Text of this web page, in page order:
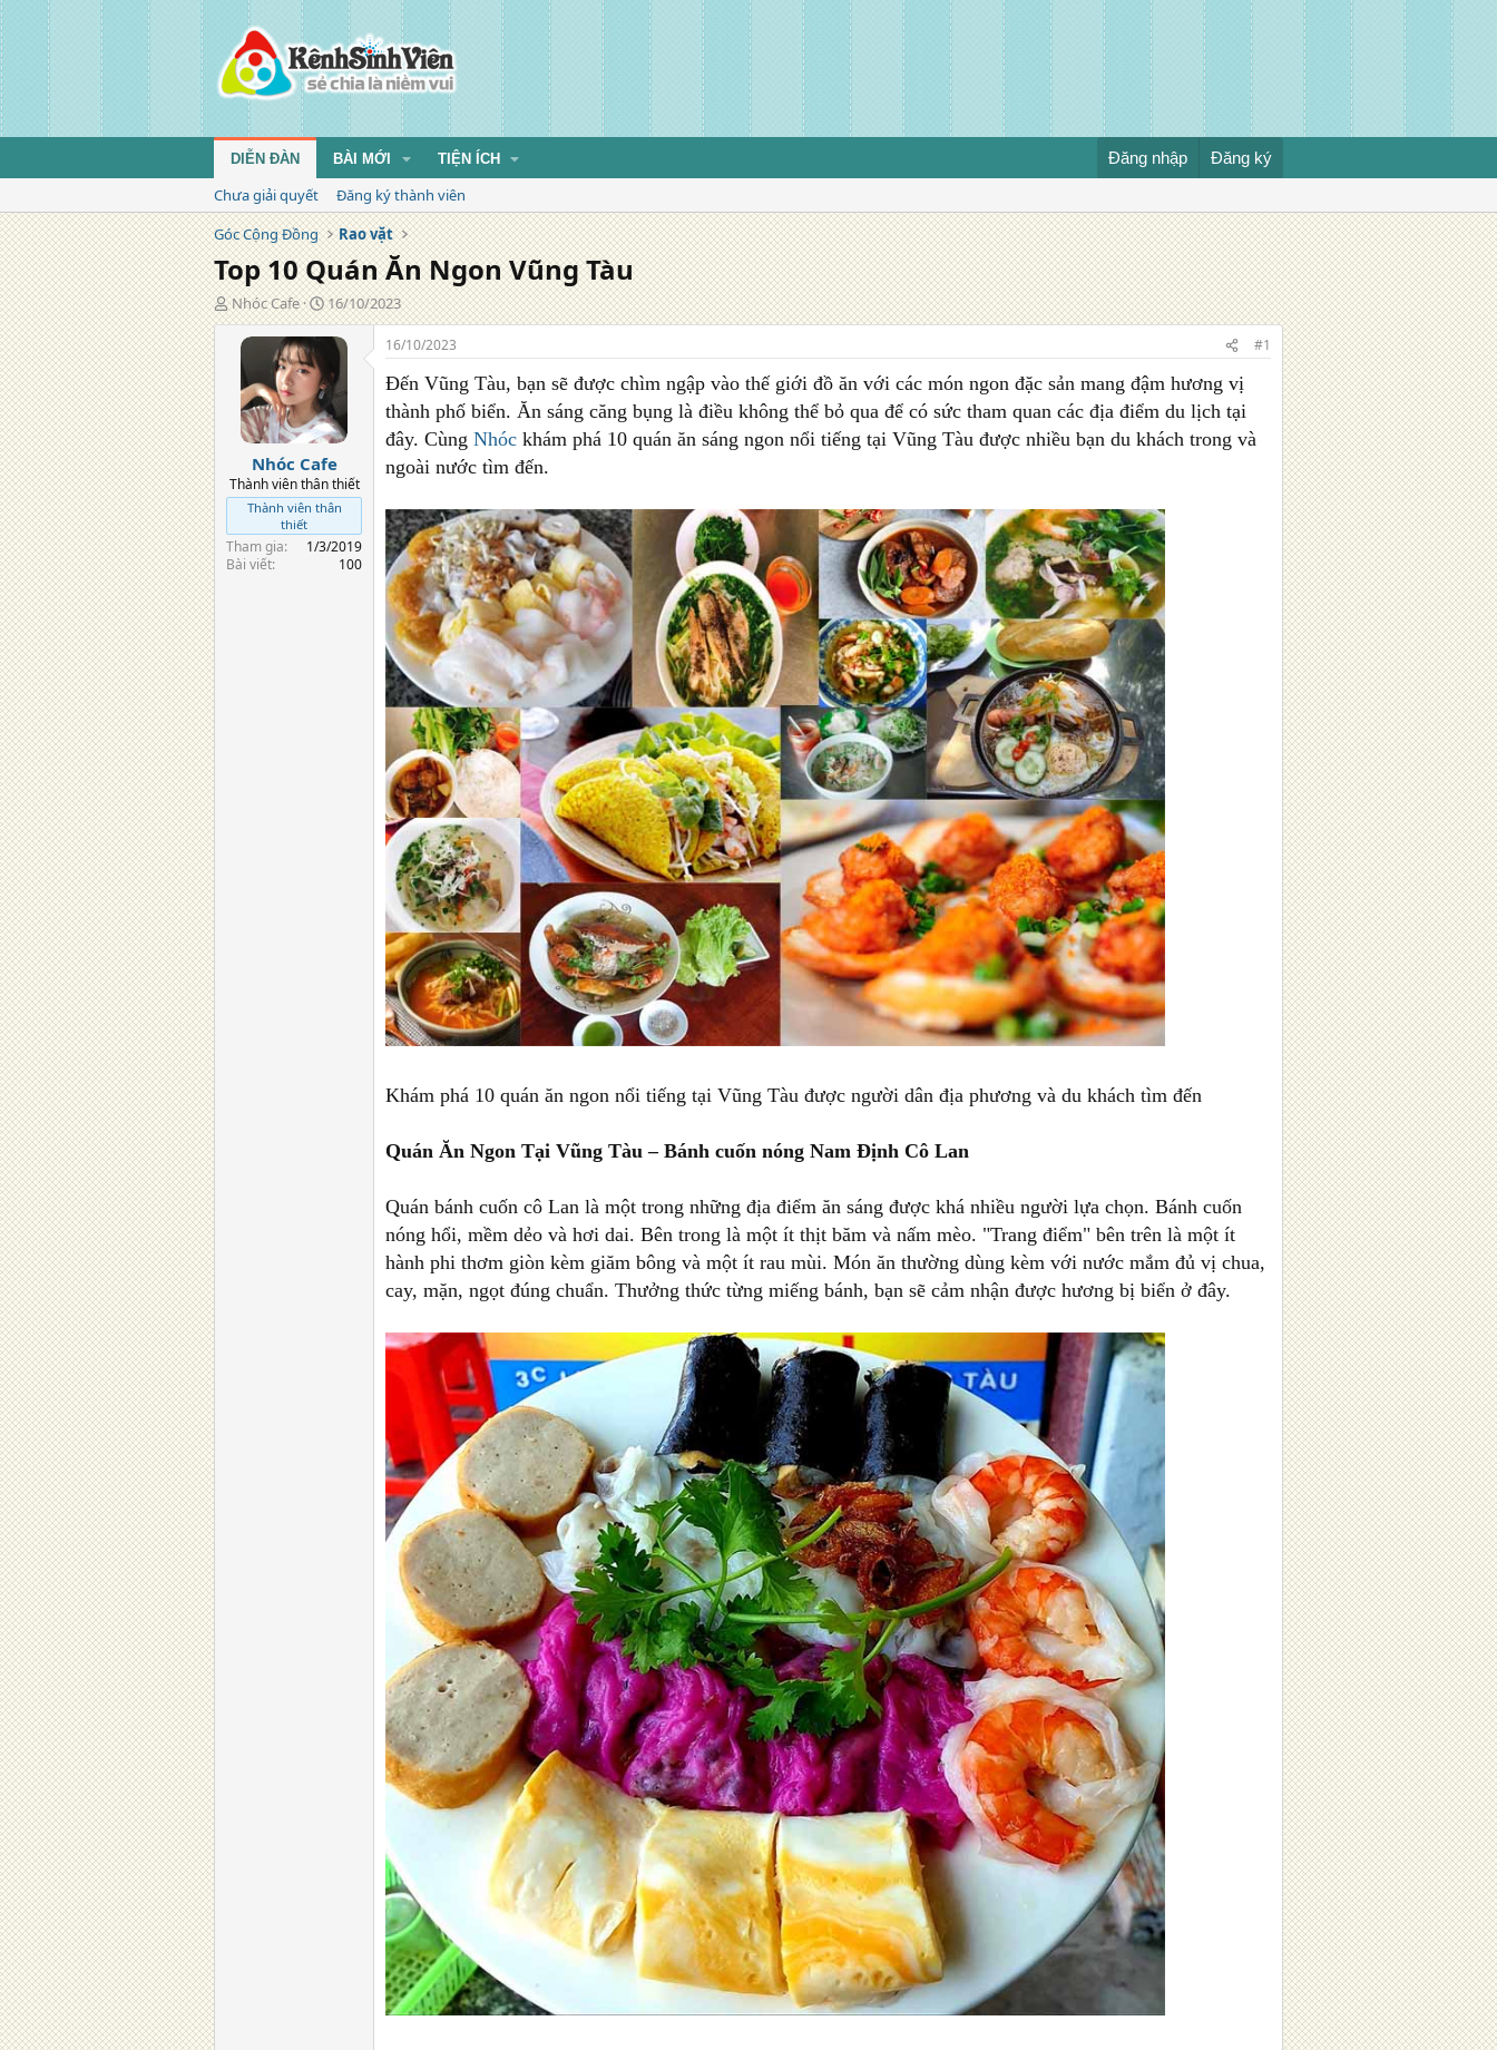
DIỄN ĐÀN BÀI MỚI TIỆN ÍCH Đăng nhập Đăng ký
Chưa giải quyết
Đăng ký thành viên
Góc Cộng Đồng
Rao vặt
Top 10 Quán Ăn Ngon Vũng Tàu
T
á
Nhóc Cafe
N
g
à
đ
ă
n
g
16/10/2023
Nhóc Cafe
Thành viên thân thiết
Thành viên thân
thiết
Tham gia
1/3/2019
Bài viết
100
16/10/2023 #1
Đến Vũng Tàu, bạn sẽ được chìm ngập vào thế giới đồ ăn với các món ngon đặc sản mang đậm hương vị
thành phố biển. Ăn sáng căng bụng là điều không thể bỏ qua để có sức tham quan các địa điểm du lịch tại
đây. Cùng Nhóc khám phá 10 quán ăn sáng ngon nổi tiếng tại Vũng Tàu được nhiều bạn du khách trong và
ngoài nước tìm đến.
Khám phá 10 quán ăn ngon nổi tiếng tại Vũng Tàu được người dân địa phương và du khách tìm đến
Quán Ăn Ngon Tại Vũng Tàu – Bánh cuốn nóng Nam Định Cô Lan
Quán bánh cuốn cô Lan là một trong những địa điểm ăn sáng được khá nhiều người lựa chọn. Bánh cuốn
nóng hổi, mềm dẻo và hơi dai. Bên trong là một ít thịt băm và nấm mèo. "Trang điểm" bên trên là một ít
hành phi thơm giòn kèm giăm bông và một ít rau mùi. Món ăn thường dùng kèm với nước mắm đủ vị chua,
cay, mặn, ngọt đúng chuẩn. Thưởng thức từng miếng bánh, bạn sẽ cảm nhận được hương bị biển ở đây.